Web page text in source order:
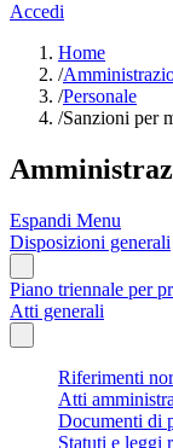
Accedi
Home
/
/Personale
/Sanzioni per
Espandi Menu
Disposizioni generali
Piano triennale per
Atti generali
Riferimenti
Atti
Documenti di
Statuti e leggi